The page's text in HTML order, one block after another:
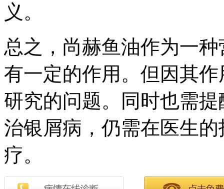
义。
总之，尚赫鱼油作为一
有一定的作用。但因其
研究的问题。同时也需
治银屑病，仍需在医生
疗。